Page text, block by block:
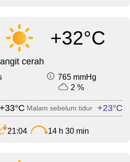
+32°C
cerah
765 mmHg
2 %
+33°C Malam sebelum tidur +23°C
21:04 14 h 30 min